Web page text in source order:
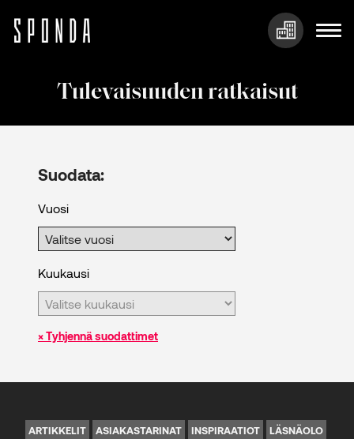
Tulevaisuuden ratkaisut
Suodata:
Vuosi
Kuukausi
× Tyhjennä suodattimet
ARTIKKELIT ASIAKASTARINAT INSPIRAATIOT
LÄSNÄOLO